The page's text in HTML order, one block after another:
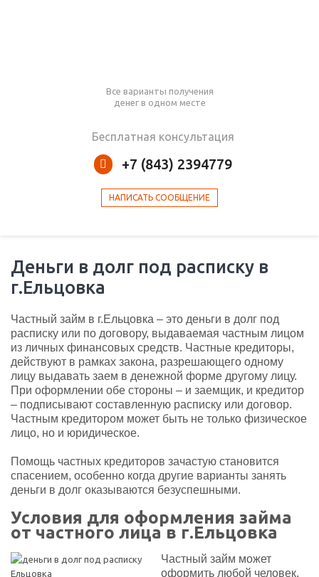
Все варианты получения
денег в одном месте
Бесплатная консультация
+7 (843) 2394779
НАПИСАТЬ СООБЩЕНИЕ
Деньги в долг под расписку в
г.Ельцовка
Частный займ в г.Ельцовка – это деньги в долг под
расписку или по договору, выдаваемая частным лицом
из личных финансовых средств. Частные кредиторы,
действуют в рамках закона, разрешающего одному
лицу выдавать заем в денежной форме другому лицу.
При оформлении обе стороны – и заемщик, и кредитор
– подписывают составленную расписку или договор.
Частным кредитором может быть не только физическое
лицо, но и юридическое.
Помощь частных кредиторов зачастую становится
спасением, особенно когда другие варианты занять
деньги в долг оказываются безуспешными.
Условия для оформления займа
от частного лица в г.Ельцовка
Частный займ может
оформить любой человек,